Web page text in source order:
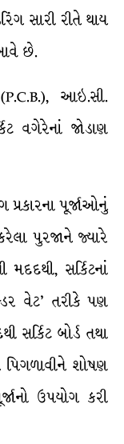
સારી રીતે થાય
છે.
આઇ.સી.
વગેરેનાં જોડાણ
પૂર્જાઓનું
પુરજાને જ્યારે
મદદથી, સર્કિટનાં
વેટ’ તરીકે પણ
બોર્ડ તથા
પિગળાવીને શોષણ
ઉપયોગ કરી